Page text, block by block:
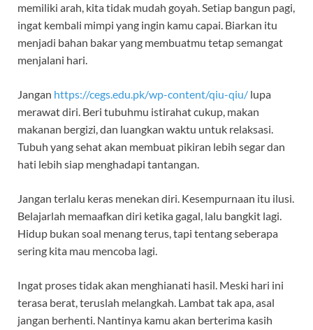
memiliki arah, kita tidak mudah goyah. Setiap bangun pagi,
ingat kembali mimpi yang ingin kamu capai. Biarkan itu
menjadi bahan bakar yang membuatmu tetap semangat
menjalani hari.
Jangan https://cegs.edu.pk/wp-content/qiu-qiu/ lupa
merawat diri. Beri tubuhmu istirahat cukup, makan
makanan bergizi, dan luangkan waktu untuk relaksasi.
Tubuh yang sehat akan membuat pikiran lebih segar dan
hati lebih siap menghadapi tantangan.
Jangan terlalu keras menekan diri. Kesempurnaan itu ilusi.
Belajarlah memaafkan diri ketika gagal, lalu bangkit lagi.
Hidup bukan soal menang terus, tapi tentang seberapa
sering kita mau mencoba lagi.
Ingat proses tidak akan menghianati hasil. Meski hari ini
terasa berat, teruslah melangkah. Lambat tak apa, asal
jangan berhenti. Nantinya kamu akan berterima kasih